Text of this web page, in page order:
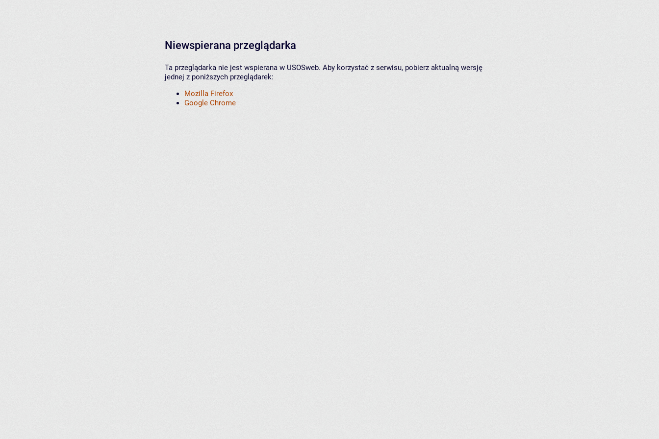
Niewspierana przeglądarka
Ta przeglądarka nie jest wspierana w USOSweb. Aby korzystać z serwisu, pobierz aktualną wersję
jednej z poniższych przeglądarek:
Mozilla Firefox
Google Chrome